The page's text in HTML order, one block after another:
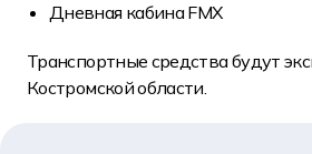
Дневная кабина FMX
Транспортные средства будут
Костромской области.